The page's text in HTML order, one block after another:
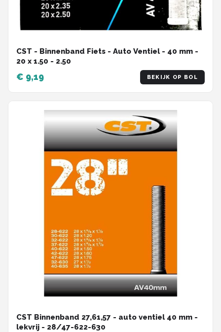
CST - Binnenband Fiets - Auto Ventiel - 40 mm -
20 x 1.50 - 2.50
€ 9,19 BEKIJK OP BOL
CST Binnenband 27,61,57 - auto ventiel 40 mm -
lekvrij - 28/47-622-630